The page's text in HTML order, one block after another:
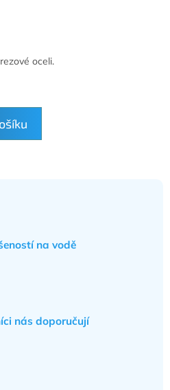
oceli.
na vodě
nás doporučují